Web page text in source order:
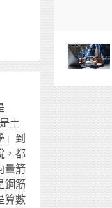
土
」到
，都
量箭
鋼筋
算數